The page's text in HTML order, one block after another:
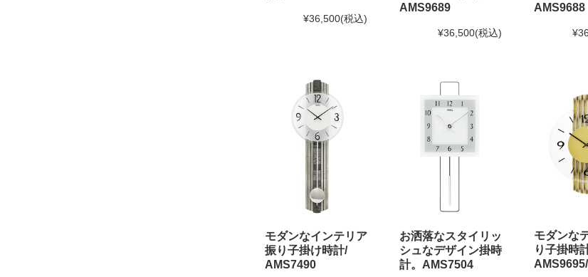
¥36,500(税込)
AMS9689
¥36,500(税込)
AMS9688
モダンなインテリア
振り子掛け時計/
AMS7490
お洒落なスタイリッ
シュなデザイン掛時
計。AMS7504
モダンな
り子掛時